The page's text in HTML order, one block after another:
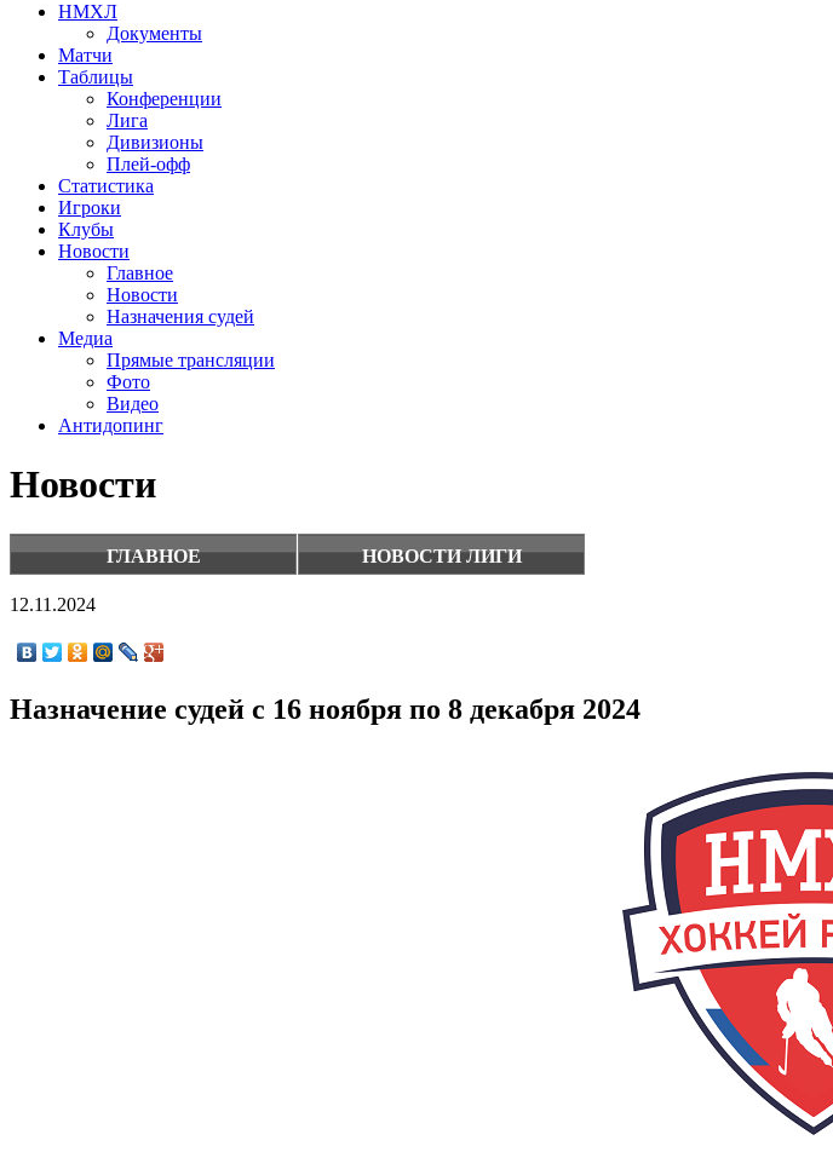
НМХЛ
Документы
Матчи
Таблицы
Конференции
Лига
Дивизионы
Плей-офф
Статистика
Игроки
Клубы
Новости
Главное
Новости
Назначения судей
Медиа
Прямые трансляции
Фото
Видео
Антидопинг
Новости
ГЛАВНОЕ НОВОСТИ ЛИГИ
12.11.2024
Назначение судей с 16 ноября по 8 декабря 2024